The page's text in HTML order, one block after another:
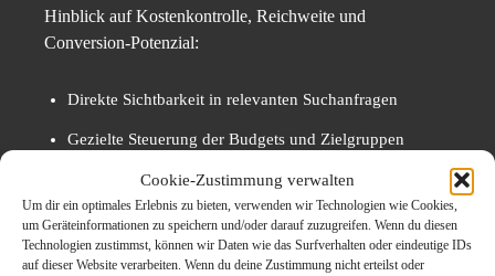
Cookie-Zustimmung verwalten
Um dir ein optimales Erlebnis zu bieten, verwenden wir Technologien wie Cookies,
um Geräteinformationen zu speichern und/oder darauf zuzugreifen. Wenn du diesen
Technologien zustimmst, können wir Daten wie das Surfverhalten oder eindeutige IDs
auf dieser Website verarbeiten. Wenn du deine Zustimmung nicht erteilst oder
Hinblick auf Kostenkontrolle, Reichweite und
Conversion-Potenzial:
Direkte Sichtbarkeit in relevanten Suchanfragen
Gezielte Steuerung der Budgets und Zielgruppen
Kürzerer Weg zum Kundenkontakt
Mehr Kontrolle über Darstellung und Verlinkung
Unabhängigkeit von Plattformvorgaben und AGB